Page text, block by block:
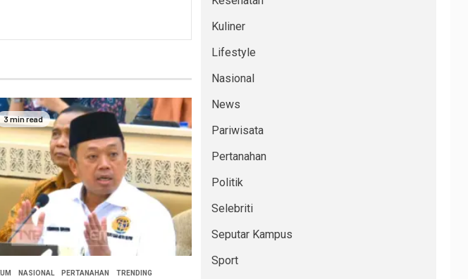
3 min read
NASIONAL PERTANAHAN TRENDING
Kuliner
Lifestyle
Nasional
News
Pariwisata
Pertanahan
Politik
Selebriti
Seputar Kampus
Sport